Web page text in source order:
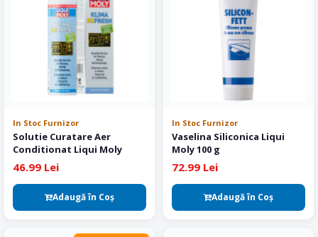
In Stoc Furnizor
Solutie Curatare Aer
Conditionat Liqui Moly
46.99 Lei
Adaugă în Coş
In Stoc Furnizor
Vaselina Siliconica Liqui
Moly 100 g
72.99 Lei
Adaugă în Coş